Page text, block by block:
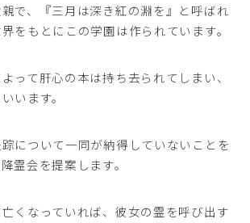
で、『三月は深き紅の淵を』と呼ばれ
をもとにこの学園は作られています。
って肝心の本は持ち去られてしまい、
います。
について一同が納得していないことを
霊会を提案します。
くなっていれば、彼女の霊を呼び出す